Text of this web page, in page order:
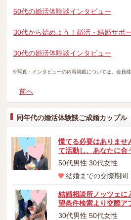
50代の婚活体験談インタビュー
30代から始めよう！婚活・結婚サポ
30代の婚活体験談インタビュー
※写真・インタビューの内容掲載については、会員様
前へ
同年代の婚活体験談ご成婚カップル
慌てる必要はありませ
て活動し、あなたに合
50代男性 30代女性
結婚までの交際期間
結婚相談所ノッツェに
望条件検索より交際ア
30代男性 50代女性